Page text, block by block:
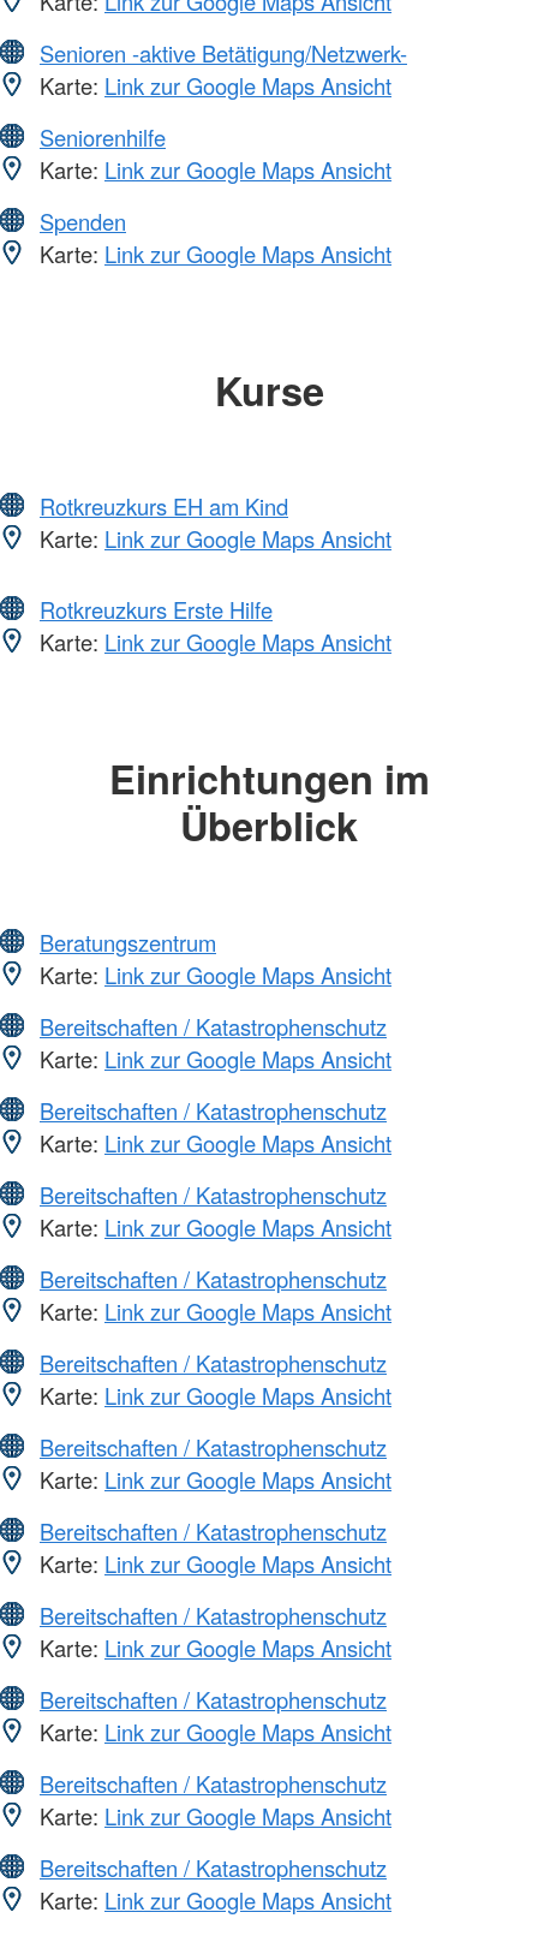
Senioren -aktive Betätigung/Netzwerk-
Karte: Link zur Google Maps Ansicht
Seniorenhilfe
Karte: Link zur Google Maps Ansicht
Spenden
Karte: Link zur Google Maps Ansicht
Kurse
Rotkreuzkurs EH am Kind
Karte: Link zur Google Maps Ansicht
Rotkreuzkurs Erste Hilfe
Karte: Link zur Google Maps Ansicht
Einrichtungen im
Überblick
Beratungszentrum
Karte: Link zur Google Maps Ansicht
Bereitschaften / Katastrophenschutz
Karte: Link zur Google Maps Ansicht
Bereitschaften / Katastrophenschutz
Karte: Link zur Google Maps Ansicht
Bereitschaften / Katastrophenschutz
Karte: Link zur Google Maps Ansicht
Bereitschaften / Katastrophenschutz
Karte: Link zur Google Maps Ansicht
Bereitschaften / Katastrophenschutz
Karte: Link zur Google Maps Ansicht
Bereitschaften / Katastrophenschutz
Karte: Link zur Google Maps Ansicht
Bereitschaften / Katastrophenschutz
Karte: Link zur Google Maps Ansicht
Bereitschaften / Katastrophenschutz
Karte: Link zur Google Maps Ansicht
Bereitschaften / Katastrophenschutz
Karte: Link zur Google Maps Ansicht
Bereitschaften / Katastrophenschutz
Karte: Link zur Google Maps Ansicht
Bereitschaften / Katastrophenschutz
Karte: Link zur Google Maps Ansicht